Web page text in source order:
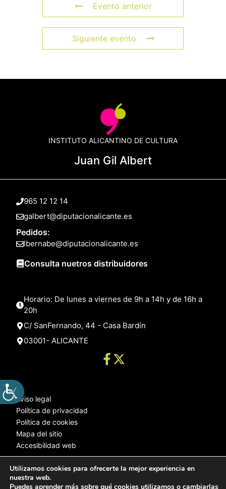
Evento anterior
Siguiente evento
INSTITUTO ALICANTINO DE CULTURA
Juan Gil Albert
965 12 12 14
galbert@diputacionalicante.es
Pedidos:
lbernabe@diputacionalicante.es
Consulta nuetros distribuidores
Horario: De lunes a viernes de 9h a 14h y de 16h a
20h
C/ SanFernando, 44 - Casa Bardín
03001- ALICANTE
Aviso legal
Política de privacidad
Política de cookies
Mapa del sitio
Accesibilidad web
© 2025 Web desarrollada por el Servicio de Informática de Diputación
Utilizamos cookies para ofrecerte la mejor experiencia en
nuestra web.
Puedes aprender más sobre qué cookies utilizamos o cambiarlas